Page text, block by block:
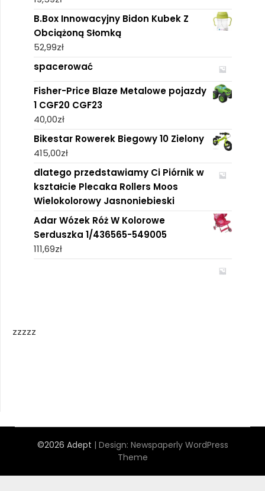
B.Box Innowacyjny Bidon Kubek Z
Obciążoną Słomką
52,99zł
spacerować
Fisher-Price Blaze Metalowe pojazdy
1 CGF20 CGF23
40,00zł
Bikestar Rowerek Biegowy 10 Zielony
415,00zł
dlatego przedstawiamy Ci Piórnik w
kształcie Plecaka Rollers Moos
Wielokolorowy Jasnoniebieski
Adar Wózek Róż W Kolorowe
Serduszka 1/436565-549005
111,69zł
zzzzz
©2026 Adept | Design: Newspaperly WordPress
Theme